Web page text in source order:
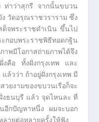
ท่าว่าสุกรี จากนั้นขบวน
ง วัดอรุณราชวราราม ซึ่ง
ด็จพระราชดำเนิน ขึ้นไป
อบพระราชพิธีทอดกฐิน
มีโอกาสถ่ายภาพได้จึง
คือ ทั้งฝั่งกรุงเทพ และ
ล้วว่า ถ้าอยู่ฝั่งกรุงเทพ มี
ยงามของขบวนเรือก็จะ
งธนบุรี แล้ว จุดไหนละ ที่
นอีกปัญหาหนึ่ง ผมจะบอก
ายต่อหลายครั้งให้ฟัง